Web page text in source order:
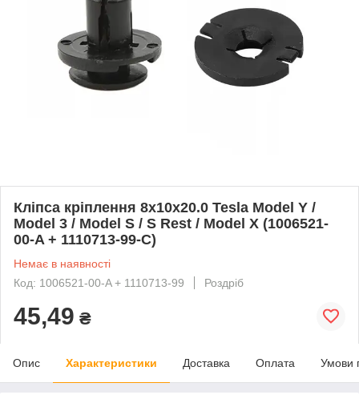
Кліпса кріплення 8х10х20.0 Tesla Model Y /
Model 3 / Model S / S Rest / Model X (1006521-
00-A + 1110713-99-C)
Немає в наявності
Код: 1006521-00-A + 1110713-99
Роздріб
45,49 ₴
Опис Характеристики Доставка Оплата Умови